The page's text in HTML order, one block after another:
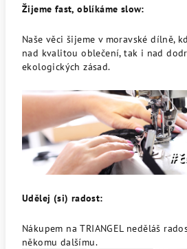
Žijeme fast, oblíkáme slow:
Naše věci šijeme v moravské dílně,
nad kvalitou oblečení, tak i nad
ekologických zásad.
Udělej (si) radost:
Nákupem na TRIANGEL neděláš
někomu dalšímu.